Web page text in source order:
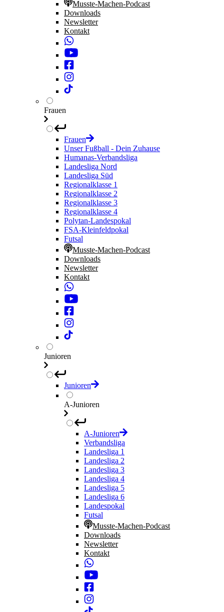
Musste-Machen-Podcast
Downloads
Newsletter
Kontakt
Frauen
Frauen
Unser Fußball - Dein Zuhause
Humanas-Verbandsliga
Landesliga Nord
Landesliga Süd
Regionalklasse 1
Regionalklasse 2
Regionalklasse 3
Regionalklasse 4
Polytan-Landespokal
FSA-Kleinfeldpokal
Futsal
Musste-Machen-Podcast
Downloads
Newsletter
Kontakt
Junioren
Junioren
A-Junioren
A-Junioren
Verbandsliga
Landesliga 1
Landesliga 2
Landesliga 3
Landesliga 4
Landesliga 5
Landesliga 6
Landespokal
Futsal
Musste-Machen-Podcast
Downloads
Newsletter
Kontakt